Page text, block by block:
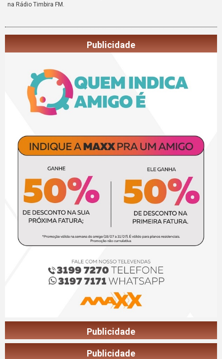
na Rádio Timbira FM.
Publicidade
Publicidade
Publicidade